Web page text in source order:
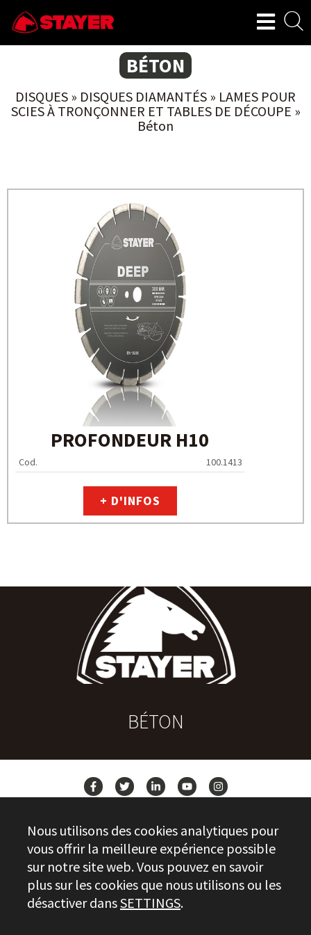
BÉTON
DISQUES » DISQUES DIAMANTÉS » LAMES POUR
SCIES À TRONÇONNER ET TABLES DE DÉCOUPE »
Béton
PROFONDEUR H10
Cod. 100.1413
+ D'INFOS
BÉTON
CONTACT
Stayer.es © 2026
Nous utilisons des cookies analytiques pour
vous offrir la meilleure expérience possible
sur notre site web. Vous pouvez en savoir
plus sur les cookies que nous utilisons ou les
désactiver dansSETTINGS.